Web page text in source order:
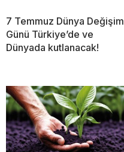
7 Temmuz Dünya Değişim
Günü Türkiye’de ve
Dünyada kutlanacak!